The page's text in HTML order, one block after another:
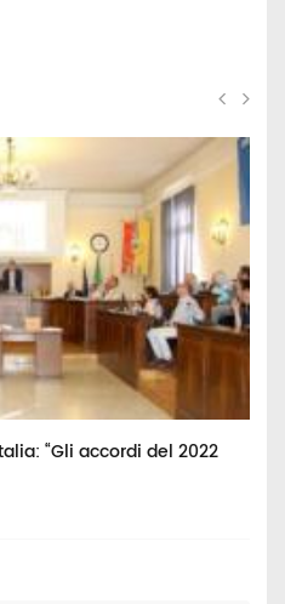
“Gli accordi del 2022